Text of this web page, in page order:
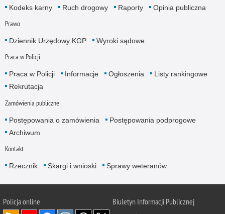
Kodeks karny
Ruch drogowy Raporty Opinia publiczna
Prawo
Dziennik Urzędowy KGP Wyroki sądowe
Praca w Policji
Praca w Policji Informacje Ogłoszenia
Listy rankingowe
Rekrutacja
Zamówienia publiczne
Postępowania o zamówienia
Postępowania podprogowe
Archiwum
Kontakt
Rzecznik Skargi i wnioski Sprawy weteranów
Policjaonline
Biuletyn Informacji Publicznej